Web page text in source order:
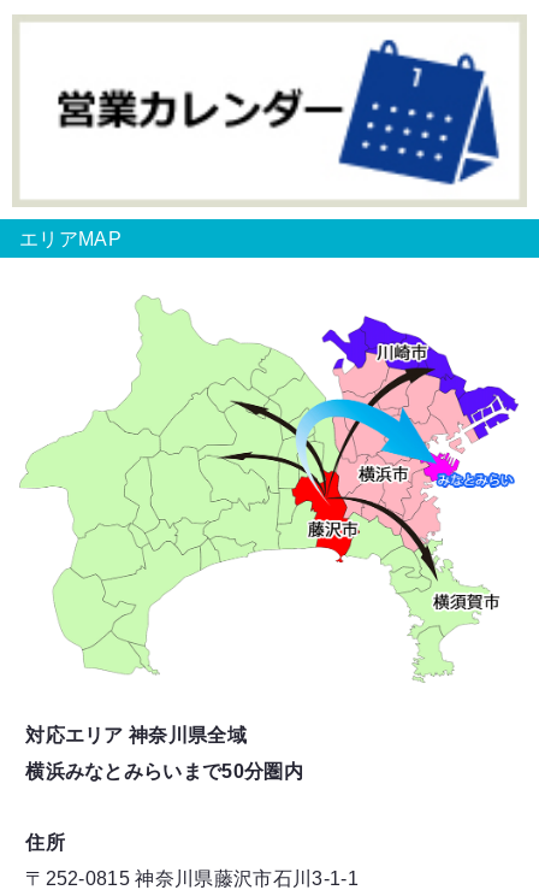
エリアMAP
対応エリア 神奈川県全域
横浜みなとみらいまで50分圏内
住所
〒252-0815 神奈川県藤沢市石川3-1-1